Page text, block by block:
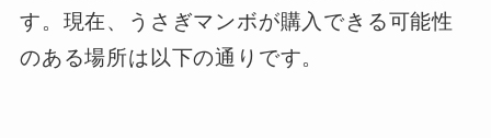
す。現在、うさぎマンボが購入できる可能性
のある場所は以下の通りです。